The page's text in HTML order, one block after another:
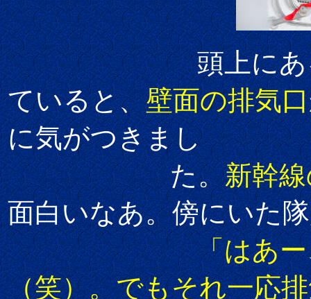
頭上にあ
ていると、壁面の排気口
に気がつきまし
た。新幹
面白いなあ。傍にいた
「はあ
（笑）。でもそれ一応